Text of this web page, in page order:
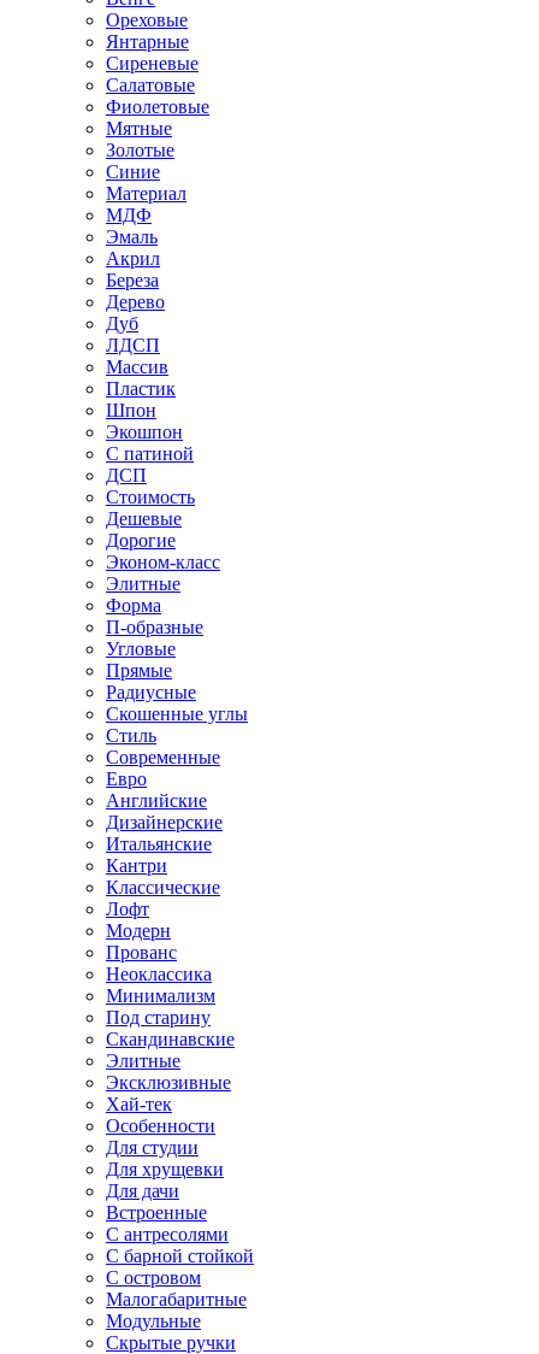
Ореховые
Янтарные
Сиреневые
Салатовые
Фиолетовые
Мятные
Золотые
Синие
Материал
МДФ
Эмаль
Акрил
Береза
Дерево
Дуб
ЛДСП
Массив
Пластик
Шпон
Экошпон
С патиной
ДСП
Стоимость
Дешевые
Дорогие
Эконом-класс
Элитные
Форма
П-образные
Угловые
Прямые
Радиусные
Скошенные углы
Стиль
Современные
Евро
Английские
Дизайнерские
Итальянские
Кантри
Классические
Лофт
Модерн
Прованс
Неоклассика
Минимализм
Под старину
Скандинавские
Элитные
Эксклюзивные
Хай-тек
Особенности
Для студии
Для хрущевки
Для дачи
Встроенные
С антресолями
С барной стойкой
С островом
Малогабаритные
Модульные
Скрытые ручки